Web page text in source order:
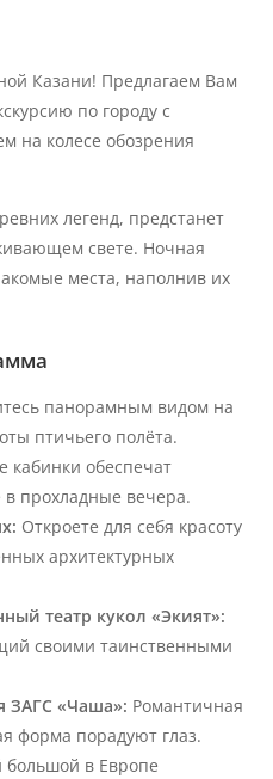
Казани! Предлагаем Вам
по городу с
на колесе обозрения
легенд, предстанет
свете. Ночная
места, наполнив их
панорамным видом на
птичьего полёта.
кабинки обеспечат
прохладные вечера.
Откроете для себя красоту
архитектурных
театр кукол «Экият»:
своими таинственными
ЗАГС «Чаша»: Романтичная
форма порадуют глаз.
в Европе